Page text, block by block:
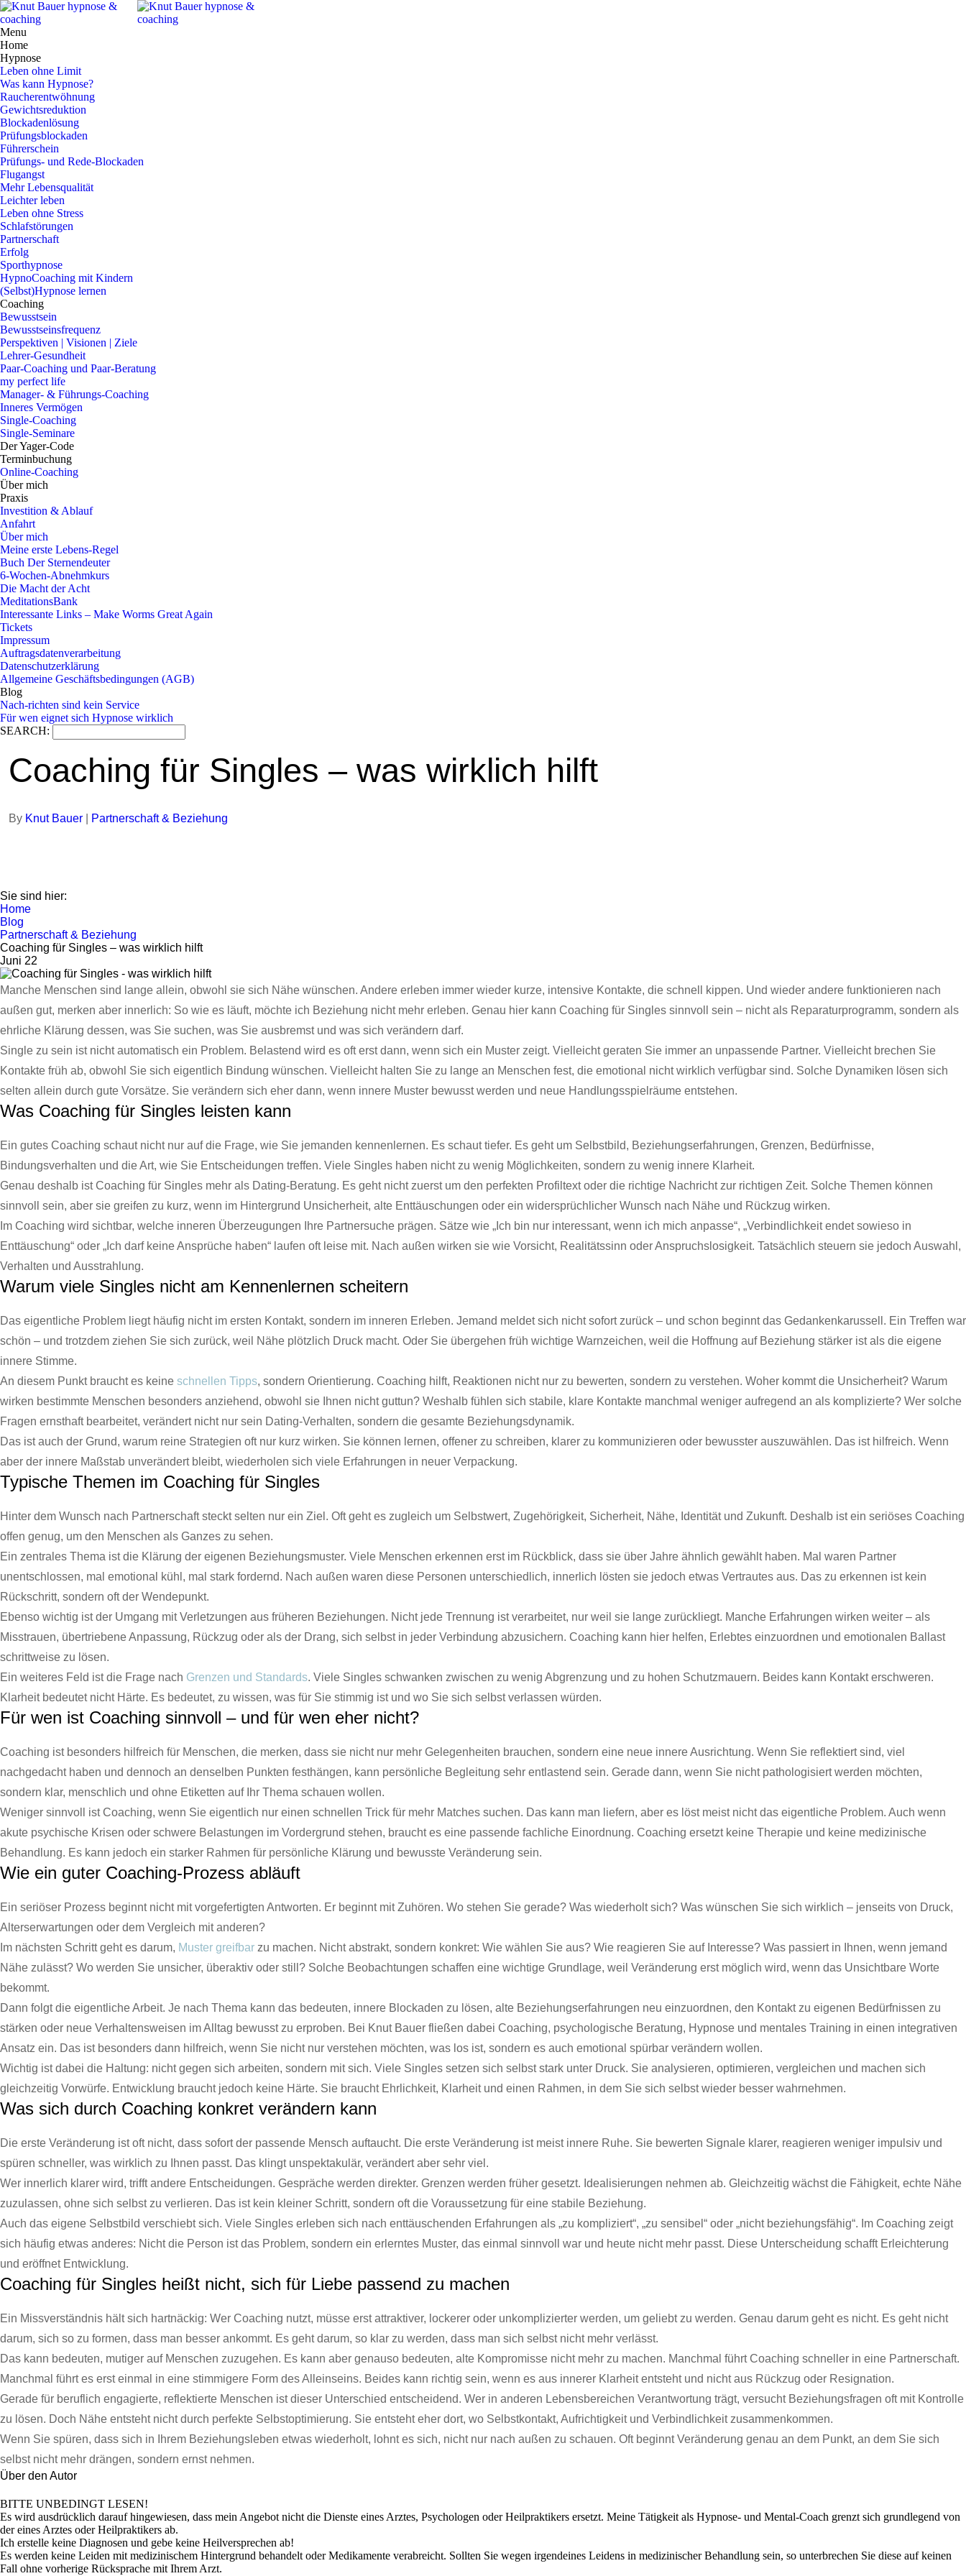
Menu
Home
Hypnose
Leben ohne Limit
Was kann Hypnose?
Raucherentwöhnung
Gewichtsreduktion
Blockadenlösung
Prüfungsblockaden
Führerschein
Prüfungs- und Rede-Blockaden
Flugangst
Mehr Lebensqualität
Leichter leben
Leben ohne Stress
Schlafstörungen
Partnerschaft
Erfolg
Sporthypnose
HypnoCoaching mit Kindern
(Selbst)Hypnose lernen
Coaching
Bewusstsein
Bewusstseinsfrequenz
Perspektiven | Visionen | Ziele
Lehrer-Gesundheit
Paar-Coaching und Paar-Beratung
my perfect life
Manager- & Führungs-Coaching
Inneres Vermögen
Single-Coaching
Single-Seminare
Der Yager-Code
Terminbuchung
Online-Coaching
Über mich
Praxis
Investition & Ablauf
Anfahrt
Über mich
Meine erste Lebens-Regel
Buch Der Sternendeuter
6-Wochen-Abnehmkurs
Die Macht der Acht
MeditationsBank
Interessante Links – Make Worms Great Again
Tickets
Impressum
Auftragsdatenverarbeitung
Datenschutzerklärung
Allgemeine Geschäftsbedingungen (AGB)
Blog
Nach-richten sind kein Service
Für wen eignet sich Hypnose wirklich
SEARCH:
Coaching für Singles – was wirklich hilft
By Knut Bauer Partnerschaft & Beziehung
Sie sind hier:
Home
Blog
Partnerschaft & Beziehung
Coaching für Singles – was wirklich hilft
Juni 22
Manche Menschen sind lange allein, obwohl sie sich Nähe wünschen. Andere erleben immer wieder kurze, intensive Kontakte, die schnell kippen. Und wieder andere funktionieren nach
außen gut, merken aber innerlich: So wie es läuft, möchte ich Beziehung nicht mehr erleben. Genau hier kann Coaching für Singles sinnvoll sein – nicht als Reparaturprogramm, sondern als
ehrliche Klärung dessen, was Sie suchen, was Sie ausbremst und was sich verändern darf.
Single zu sein ist nicht automatisch ein Problem. Belastend wird es oft erst dann, wenn sich ein Muster zeigt. Vielleicht geraten Sie immer an unpassende Partner. Vielleicht brechen Sie
Kontakte früh ab, obwohl Sie sich eigentlich Bindung wünschen. Vielleicht halten Sie zu lange an Menschen fest, die emotional nicht wirklich verfügbar sind. Solche Dynamiken lösen sich
selten allein durch gute Vorsätze. Sie verändern sich eher dann, wenn innere Muster bewusst werden und neue Handlungsspielräume entstehen.
Was Coaching für Singles leisten kann
Ein gutes Coaching schaut nicht nur auf die Frage, wie Sie jemanden kennenlernen. Es schaut tiefer. Es geht um Selbstbild, Beziehungserfahrungen, Grenzen, Bedürfnisse,
Bindungsverhalten und die Art, wie Sie Entscheidungen treffen. Viele Singles haben nicht zu wenig Möglichkeiten, sondern zu wenig innere Klarheit.
Genau deshalb ist Coaching für Singles mehr als Dating-Beratung. Es geht nicht zuerst um den perfekten Profiltext oder die richtige Nachricht zur richtigen Zeit. Solche Themen können
sinnvoll sein, aber sie greifen zu kurz, wenn im Hintergrund Unsicherheit, alte Enttäuschungen oder ein widersprüchlicher Wunsch nach Nähe und Rückzug wirken.
Im Coaching wird sichtbar, welche inneren Überzeugungen Ihre Partnersuche prägen. Sätze wie „Ich bin nur interessant, wenn ich mich anpasse“, „Verbindlichkeit endet sowieso in
Enttäuschung“ oder „Ich darf keine Ansprüche haben“ laufen oft leise mit. Nach außen wirken sie wie Vorsicht, Realitätssinn oder Anspruchslosigkeit. Tatsächlich steuern sie jedoch Auswahl,
Verhalten und Ausstrahlung.
Warum viele Singles nicht am Kennenlernen scheitern
Das eigentliche Problem liegt häufig nicht im ersten Kontakt, sondern im inneren Erleben. Jemand meldet sich nicht sofort zurück – und schon beginnt das Gedankenkarussell. Ein Treffen war
schön – und trotzdem ziehen Sie sich zurück, weil Nähe plötzlich Druck macht. Oder Sie übergehen früh wichtige Warnzeichen, weil die Hoffnung auf Beziehung stärker ist als die eigene
innere Stimme.
An diesem Punkt braucht es keine schnellen Tipps, sondern Orientierung. Coaching hilft, Reaktionen nicht nur zu bewerten, sondern zu verstehen. Woher kommt die Unsicherheit? Warum
wirken bestimmte Menschen besonders anziehend, obwohl sie Ihnen nicht guttun? Weshalb fühlen sich stabile, klare Kontakte manchmal weniger aufregend an als komplizierte? Wer solche
Fragen ernsthaft bearbeitet, verändert nicht nur sein Dating-Verhalten, sondern die gesamte Beziehungsdynamik.
Das ist auch der Grund, warum reine Strategien oft nur kurz wirken. Sie können lernen, offener zu schreiben, klarer zu kommunizieren oder bewusster auszuwählen. Das ist hilfreich. Wenn
aber der innere Maßstab unverändert bleibt, wiederholen sich viele Erfahrungen in neuer Verpackung.
Typische Themen im Coaching für Singles
Hinter dem Wunsch nach Partnerschaft steckt selten nur ein Ziel. Oft geht es zugleich um Selbstwert, Zugehörigkeit, Sicherheit, Nähe, Identität und Zukunft. Deshalb ist ein seriöses Coaching
offen genug, um den Menschen als Ganzes zu sehen.
Ein zentrales Thema ist die Klärung der eigenen Beziehungsmuster. Viele Menschen erkennen erst im Rückblick, dass sie über Jahre ähnlich gewählt haben. Mal waren Partner
unentschlossen, mal emotional kühl, mal stark fordernd. Nach außen waren diese Personen unterschiedlich, innerlich lösten sie jedoch etwas Vertrautes aus. Das zu erkennen ist kein
Rückschritt, sondern oft der Wendepunkt.
Ebenso wichtig ist der Umgang mit Verletzungen aus früheren Beziehungen. Nicht jede Trennung ist verarbeitet, nur weil sie lange zurückliegt. Manche Erfahrungen wirken weiter – als
Misstrauen, übertriebene Anpassung, Rückzug oder als der Drang, sich selbst in jeder Verbindung abzusichern. Coaching kann hier helfen, Erlebtes einzuordnen und emotionalen Ballast
schrittweise zu lösen.
Ein weiteres Feld ist die Frage nach Grenzen und Standards. Viele Singles schwanken zwischen zu wenig Abgrenzung und zu hohen Schutzmauern. Beides kann Kontakt erschweren.
Klarheit bedeutet nicht Härte. Es bedeutet, zu wissen, was für Sie stimmig ist und wo Sie sich selbst verlassen würden.
Für wen ist Coaching sinnvoll – und für wen eher nicht?
Coaching ist besonders hilfreich für Menschen, die merken, dass sie nicht nur mehr Gelegenheiten brauchen, sondern eine neue innere Ausrichtung. Wenn Sie reflektiert sind, viel
nachgedacht haben und dennoch an denselben Punkten festhängen, kann persönliche Begleitung sehr entlastend sein. Gerade dann, wenn Sie nicht pathologisiert werden möchten,
sondern klar, menschlich und ohne Etiketten auf Ihr Thema schauen wollen.
Weniger sinnvoll ist Coaching, wenn Sie eigentlich nur einen schnellen Trick für mehr Matches suchen. Das kann man liefern, aber es löst meist nicht das eigentliche Problem. Auch wenn
akute psychische Krisen oder schwere Belastungen im Vordergrund stehen, braucht es eine passende fachliche Einordnung. Coaching ersetzt keine Therapie und keine medizinische
Behandlung. Es kann jedoch ein starker Rahmen für persönliche Klärung und bewusste Veränderung sein.
Wie ein guter Coaching-Prozess abläuft
Ein seriöser Prozess beginnt nicht mit vorgefertigten Antworten. Er beginnt mit Zuhören. Wo stehen Sie gerade? Was wiederholt sich? Was wünschen Sie sich wirklich – jenseits von Druck,
Alterserwartungen oder dem Vergleich mit anderen?
Im nächsten Schritt geht es darum, Muster greifbar zu machen. Nicht abstrakt, sondern konkret: Wie wählen Sie aus? Wie reagieren Sie auf Interesse? Was passiert in Ihnen, wenn jemand
Nähe zulässt? Wo werden Sie unsicher, überaktiv oder still? Solche Beobachtungen schaffen eine wichtige Grundlage, weil Veränderung erst möglich wird, wenn das Unsichtbare Worte
bekommt.
Dann folgt die eigentliche Arbeit. Je nach Thema kann das bedeuten, innere Blockaden zu lösen, alte Beziehungserfahrungen neu einzuordnen, den Kontakt zu eigenen Bedürfnissen zu
stärken oder neue Verhaltensweisen im Alltag bewusst zu erproben. Bei Knut Bauer fließen dabei Coaching, psychologische Beratung, Hypnose und mentales Training in einen integrativen
Ansatz ein. Das ist besonders dann hilfreich, wenn Sie nicht nur verstehen möchten, was los ist, sondern es auch emotional spürbar verändern wollen.
Wichtig ist dabei die Haltung: nicht gegen sich arbeiten, sondern mit sich. Viele Singles setzen sich selbst stark unter Druck. Sie analysieren, optimieren, vergleichen und machen sich
gleichzeitig Vorwürfe. Entwicklung braucht jedoch keine Härte. Sie braucht Ehrlichkeit, Klarheit und einen Rahmen, in dem Sie sich selbst wieder besser wahrnehmen.
Was sich durch Coaching konkret verändern kann
Die erste Veränderung ist oft nicht, dass sofort der passende Mensch auftaucht. Die erste Veränderung ist meist innere Ruhe. Sie bewerten Signale klarer, reagieren weniger impulsiv und
spüren schneller, was wirklich zu Ihnen passt. Das klingt unspektakulär, verändert aber sehr viel.
Wer innerlich klarer wird, trifft andere Entscheidungen. Gespräche werden direkter. Grenzen werden früher gesetzt. Idealisierungen nehmen ab. Gleichzeitig wächst die Fähigkeit, echte Nähe
zuzulassen, ohne sich selbst zu verlieren. Das ist kein kleiner Schritt, sondern oft die Voraussetzung für eine stabile Beziehung.
Auch das eigene Selbstbild verschiebt sich. Viele Singles erleben sich nach enttäuschenden Erfahrungen als „zu kompliziert“, „zu sensibel“ oder „nicht beziehungsfähig“. Im Coaching zeigt
sich häufig etwas anderes: Nicht die Person ist das Problem, sondern ein erlerntes Muster, das einmal sinnvoll war und heute nicht mehr passt. Diese Unterscheidung schafft Erleichterung
und eröffnet Entwicklung.
Coaching für Singles heißt nicht, sich für Liebe passend zu machen
Ein Missverständnis hält sich hartnäckig: Wer Coaching nutzt, müsse erst attraktiver, lockerer oder unkomplizierter werden, um geliebt zu werden. Genau darum geht es nicht. Es geht nicht
darum, sich so zu formen, dass man besser ankommt. Es geht darum, so klar zu werden, dass man sich selbst nicht mehr verlässt.
Das kann bedeuten, mutiger auf Menschen zuzugehen. Es kann aber genauso bedeuten, alte Kompromisse nicht mehr zu machen. Manchmal führt Coaching schneller in eine Partnerschaft.
Manchmal führt es erst einmal in eine stimmigere Form des Alleinseins. Beides kann richtig sein, wenn es aus innerer Klarheit entsteht und nicht aus Rückzug oder Resignation.
Gerade für beruflich engagierte, reflektierte Menschen ist dieser Unterschied entscheidend. Wer in anderen Lebensbereichen Verantwortung trägt, versucht Beziehungsfragen oft mit Kontrolle
zu lösen. Doch Nähe entsteht nicht durch perfekte Selbstoptimierung. Sie entsteht eher dort, wo Selbstkontakt, Aufrichtigkeit und Verbindlichkeit zusammenkommen.
Wenn Sie spüren, dass sich in Ihrem Beziehungsleben etwas wiederholt, lohnt es sich, nicht nur nach außen zu schauen. Oft beginnt Veränderung genau an dem Punkt, an dem Sie sich
selbst nicht mehr drängen, sondern ernst nehmen.
Über den Autor
BITTE UNBEDINGT LESEN!
Es wird ausdrücklich darauf hingewiesen, dass mein Angebot nicht die Dienste eines Arztes, Psychologen oder Heilpraktikers ersetzt. Meine Tätigkeit als Hypnose- und Mental-Coach grenzt sich grundlegend von
der eines Arztes oder Heilpraktikers ab.
Ich erstelle keine Diagnosen und gebe keine Heilversprechen ab!
Es werden keine Leiden mit medizinischem Hintergrund behandelt oder Medikamente verabreicht. Sollten Sie wegen irgendeines Leidens in medizinischer Behandlung sein, so unterbrechen Sie diese auf keinen
Fall ohne vorherige Rücksprache mit Ihrem Arzt.